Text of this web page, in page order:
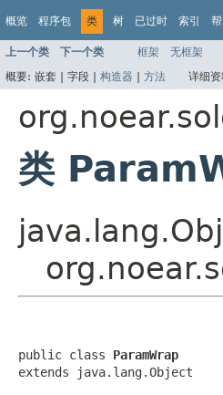
概览 程序包 类 树 已过时 索引
上一个类 下一个类 框架 无框架
概要: 嵌套 | 字段 | 构造器 | 方法 详细资
类
public class ParamWrap
extends java.lang.Object